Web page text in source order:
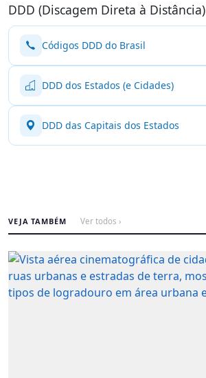
DDD (Discagem Direta à Distância)
Códigos DDD do Brasil
DDD dos Estados (e Cidades)
DDD das Capitais dos Estados
VEJA TAMBÉM Ver todos ›